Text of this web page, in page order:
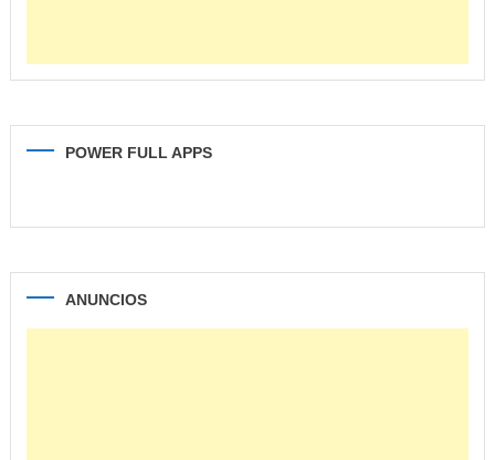
POWER FULL APPS
ANUNCIOS